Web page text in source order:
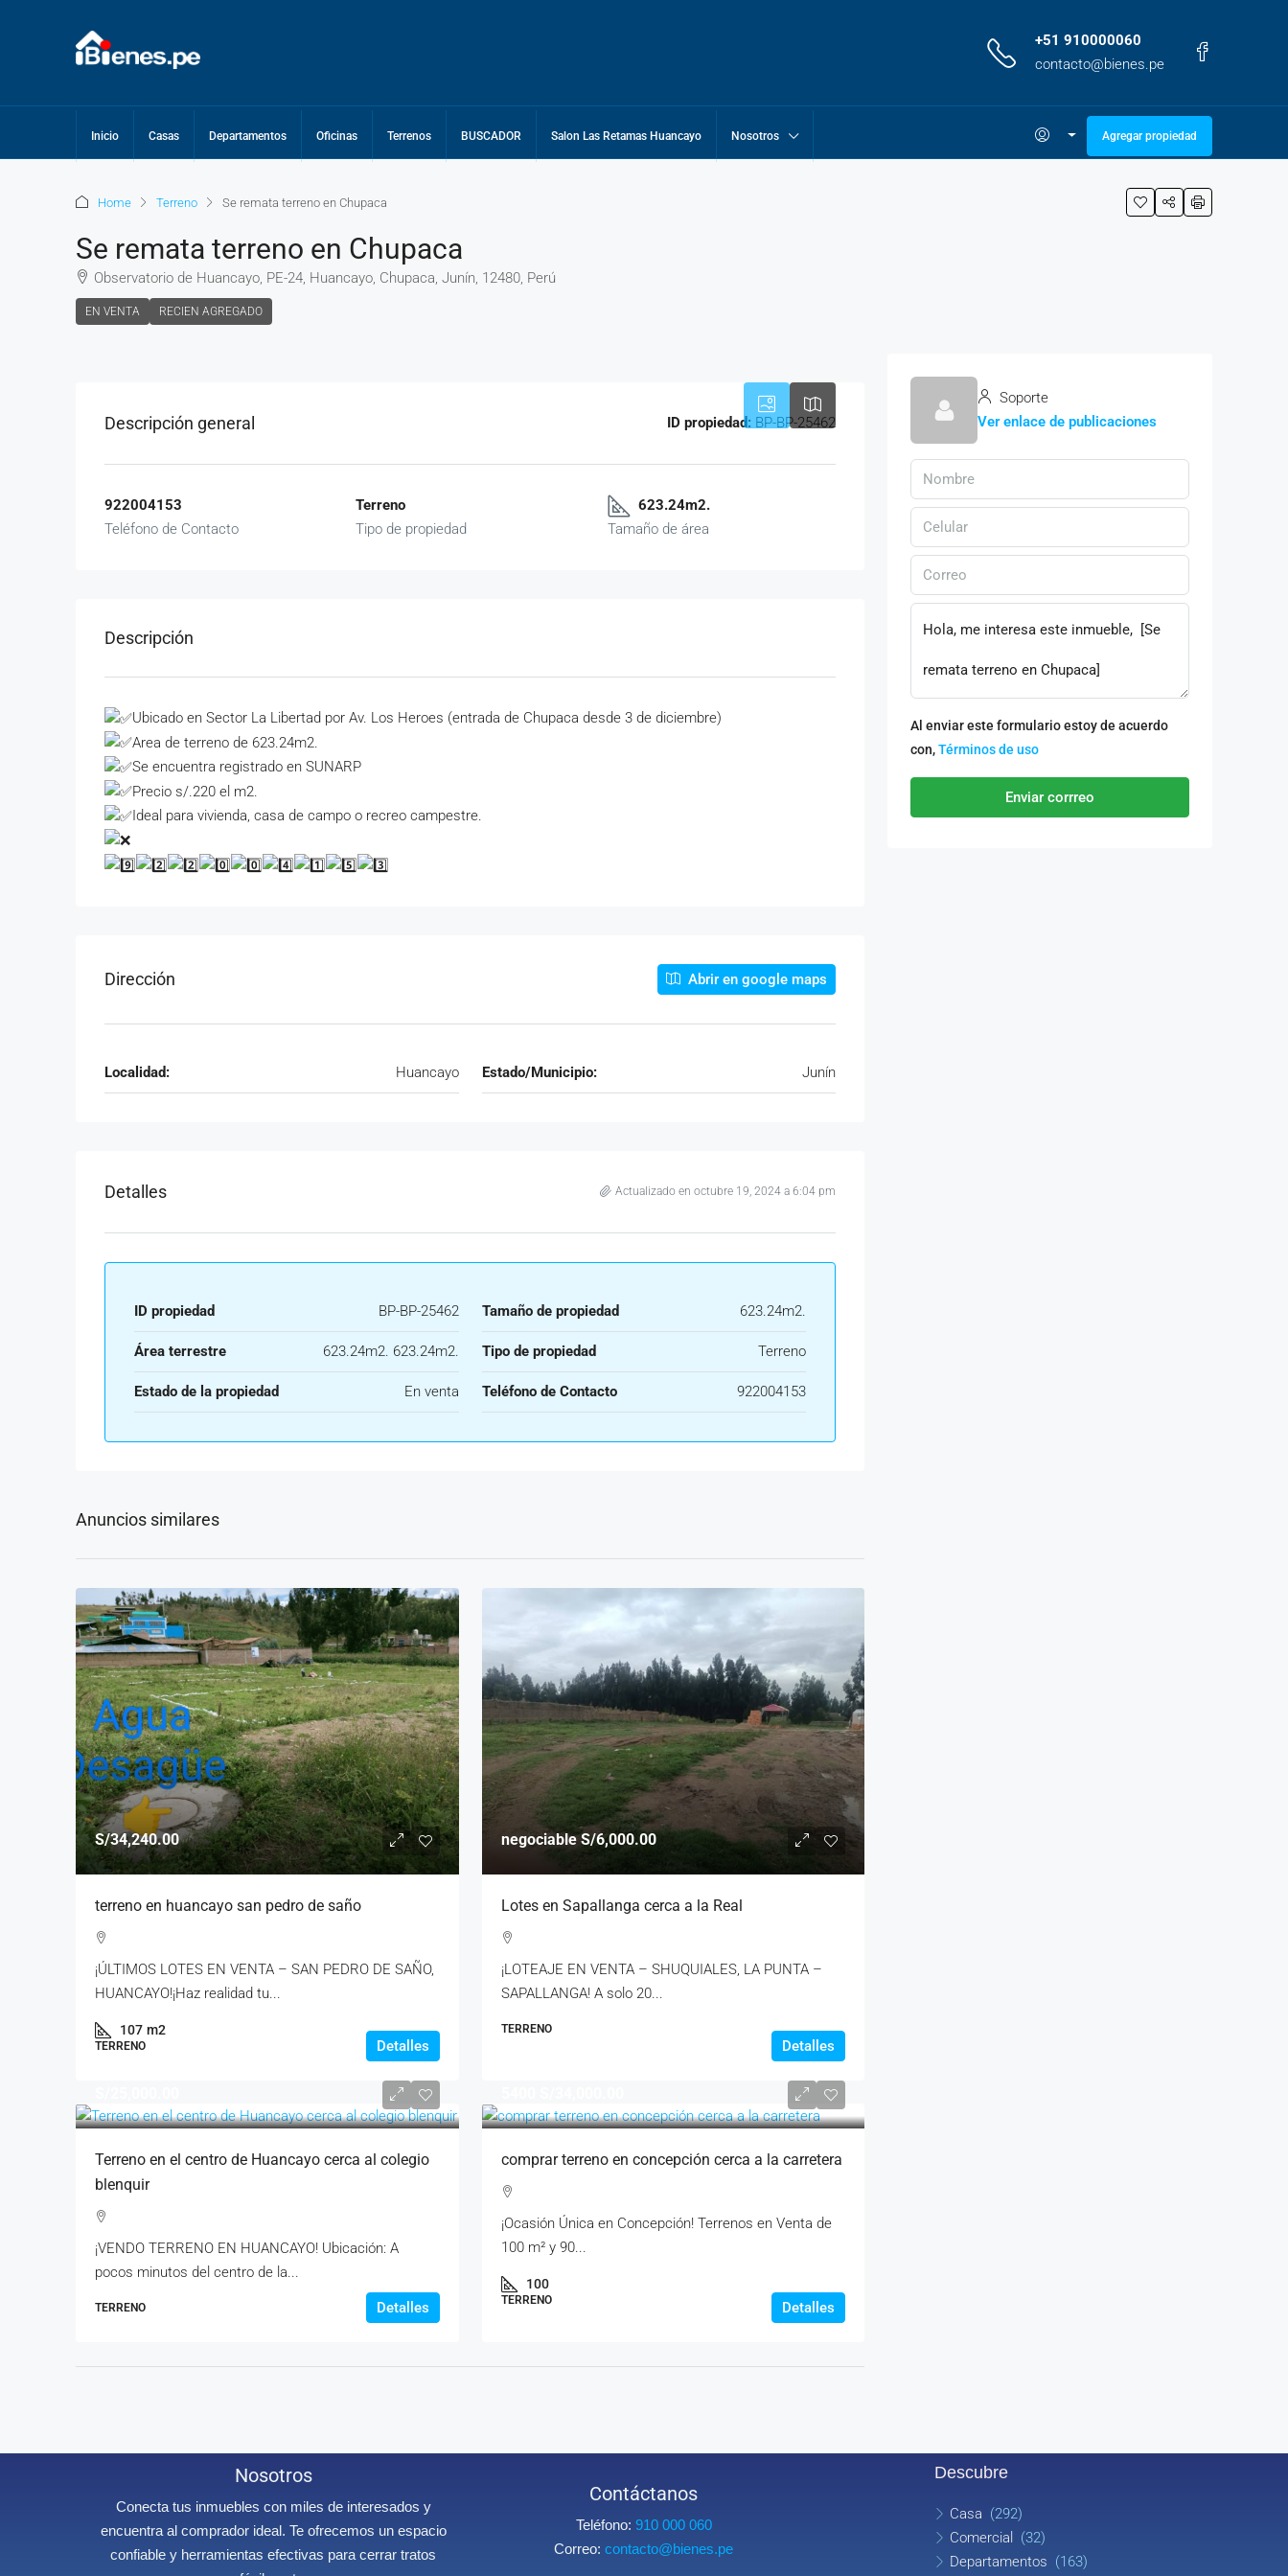
+51 910000060
contacto@bienes.pe
Inicio Casas Departamentos Oficinas Terrenos BUSCADOR Salon Las Retamas Huancayo Nosotros Agregar propiedad
Home Terreno Se remata terreno en Chupaca
Se remata terreno en Chupaca
Observatorio de Huancayo, PE-24, Huancayo, Chupaca, Junín, 12480, Perú
EN VENTA RECIEN AGREGADO
Descripción general ID propiedad: BP-BP-25462
922004153
Teléfono de Contacto
Terreno
Tipo de propiedad
623.24m2.
Tamaño de área
Descripción
Ubicado en Sector La Libertad por Av. Los Heroes (entrada de Chupaca desde 3 de diciembre)
Area de terreno de 623.24m2.
Se encuentra registrado en SUNARP
Precio s/.220 el m2.
Ideal para vivienda, casa de campo o recreo campestre.
Dirección Abrir en google maps
Localidad: Huancayo Estado/Municipio: Junín
Detalles Actualizado en octubre 19, 2024 a 6:04 pm
ID propiedad BP-BP-25462 Tamaño de propiedad 623.24m2.
Área terrestre 623.24m2. 623.24m2. Tipo de propiedad Terreno
Estado de la propiedad En venta Teléfono de Contacto 922004153
Anuncios similares
S/34,240.00
terreno en huancayo san pedro de saño
¡ÚLTIMOS LOTES EN VENTA – SAN PEDRO DE SAÑO,
HUANCAYO!¡Haz realidad tu...
107 m2
TERRENO Detalles
negociableS/6,000.00
Lotes en Sapallanga cerca a la Real
¡LOTEAJE EN VENTA – SHUQUIALES, LA PUNTA –
SAPALLANGA! A solo 20...
TERRENO
Detalles
Terreno en el centro de Huancayo cerca al colegio
blenquir
¡VENDO TERRENO EN HUANCAYO! Ubicación: A
pocos minutos del centro de la...
TERRENO Detalles
comprar terreno en concepción cerca a la carretera
¡Ocasión Única en Concepción! Terrenos en Venta de
100 m² y 90...
100
TERRENO Detalles
Soporte
Ver enlace de publicaciones
Al enviar este formulario estoy de acuerdo
con,Términos de uso
Enviar corrreo
Nosotros
Conecta tus inmuebles con miles de interesados y
encuentra al comprador ideal. Te ofrecemos un espacio
confiable y herramientas efectivas para cerrar tratos
Contáctanos
Teléfono: 910 000 060
Correo:contacto@bienes.pe
Descubre
Casa (292)
Comercial
(32)
Departamentos (163)